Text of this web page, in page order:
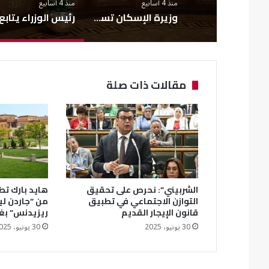
منذ 4 أسابيع
وزيرة الإسكان تستعرض تقرير أعمال «منظومة الاستجابة السريعة» خلال يونيو 2026
منذ 4 أسابيع
مقالات ذات صلة
الشربيني”: نحرص على تحقيق
التوازن الاجتماعي في تطبيق
قانون الإيجار القديم
30 يونيو، 2025
هايد بارك
من “جاردن
ريزيدنس”
30 يونيو، 2025